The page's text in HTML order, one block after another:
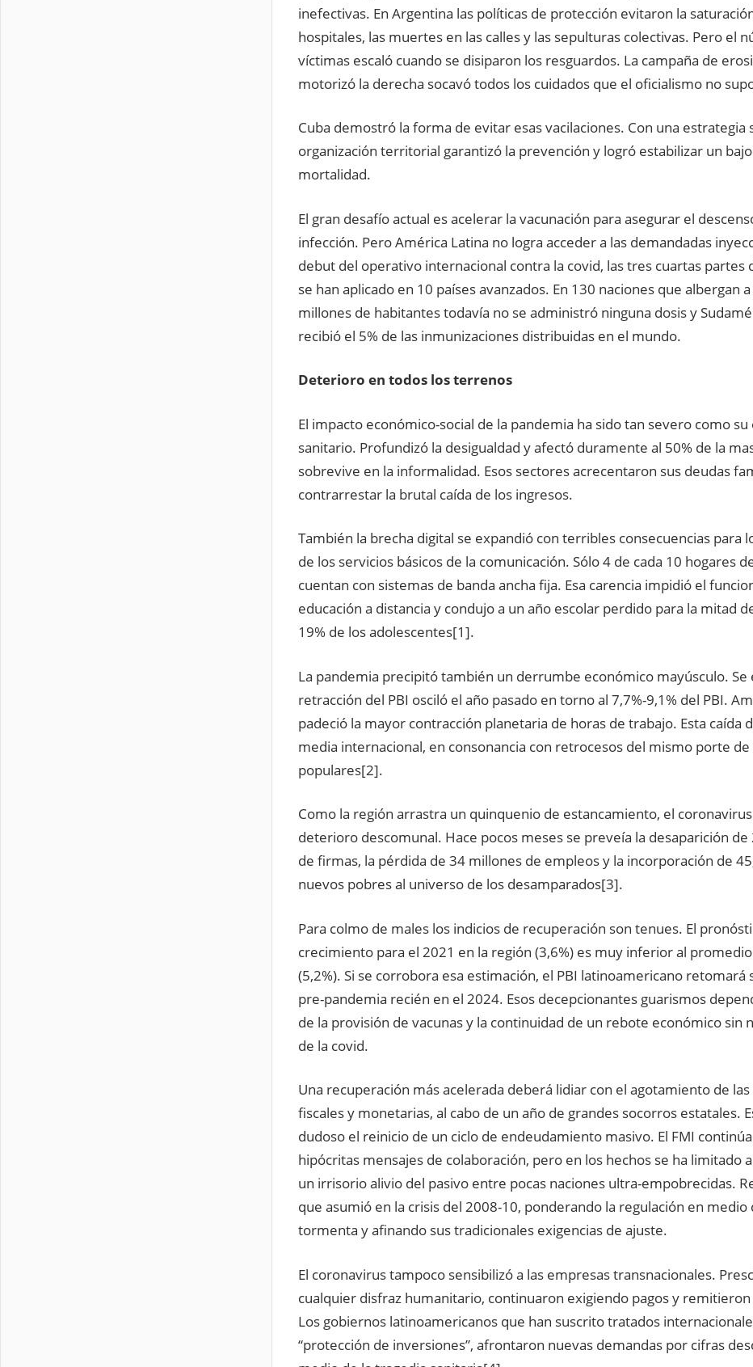
inefectivas. En Argentina las políticas de protección evitaron la
hospitales, las muertes en las calles y las sepulturas colectivas. Pero el
víctimas escaló cuando se disiparon los resguardos. La campaña de
motorizó la derecha socavó todos los cuidados que el oficialismo no
Cuba demostró la forma de evitar esas vacilaciones. Con una estrategia
organización territorial garantizó la prevención y logró estabilizar un
mortalidad.
El gran desafío actual es acelerar la vacunación para asegurar el
infección. Pero América Latina no logra acceder a las demandadas
debut del operativo internacional contra la covid, las tres cuartas partes
se han aplicado en 10 países avanzados. En 130 naciones que albergan
millones de habitantes todavía no se administró ninguna dosis y
recibió el 5% de las inmunizaciones distribuidas en el mundo.
Deterioro en todos los terrenos
El impacto económico-social de la pandemia ha sido tan severo como
sanitario. Profundizó la desigualdad y afectó duramente al 50% de la
sobrevive en la informalidad. Esos sectores acrecentaron sus deudas
contrarrestar la brutal caída de los ingresos.
También la brecha digital se expandió con terribles consecuencias para
de los servicios básicos de la comunicación. Sólo 4 de cada 10 hogares
cuentan con sistemas de banda ancha fija. Esa carencia impidió el
educación a distancia y condujo a un año escolar perdido para la mitad
19% de los adolescentes[1].
La pandemia precipitó también un derrumbe económico mayúsculo. Se
retracción del PBI osciló el año pasado en torno al 7,7%-9,1% del PBI.
padeció la mayor contracción planetaria de horas de trabajo. Esta caída
media internacional, en consonancia con retrocesos del mismo porte
populares[2].
Como la región arrastra un quinquenio de estancamiento, el
deterioro descomunal. Hace pocos meses se preveía la desaparición
de firmas, la pérdida de 34 millones de empleos y la incorporación de
nuevos pobres al universo de los desamparados[3].
Para colmo de males los indicios de recuperación son tenues. El
crecimiento para el 2021 en la región (3,6%) es muy inferior al
(5,2%). Si se corrobora esa estimación, el PBI latinoamericano retomará
pre-pandemia recién en el 2024. Esos decepcionantes guarismos
de la provisión de vacunas y la continuidad de un rebote económico sin
de la covid.
Una recuperación más acelerada deberá lidiar con el agotamiento de
fiscales y monetarias, al cabo de un año de grandes socorros estatales.
dudoso el reinicio de un ciclo de endeudamiento masivo. El FMI
hipócritas mensajes de colaboración, pero en los hechos se ha limitado
un irrisorio alivio del pasivo entre pocas naciones ultra-empobrecidas.
que asumió en la crisis del 2008-10, ponderando la regulación en medio
tormenta y afinando sus tradicionales exigencias de ajuste.
El coronavirus tampoco sensibilizó a las empresas transnacionales.
cualquier disfraz humanitario, continuaron exigiendo pagos y
Los gobiernos latinoamericanos que han suscrito tratados
“protección de inversiones”, afrontaron nuevas demandas por cifras